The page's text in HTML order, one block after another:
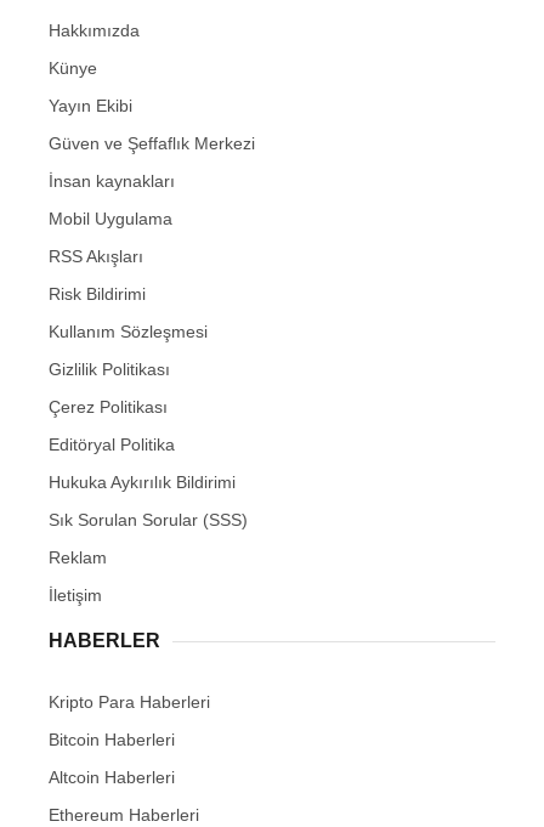
Hakkımızda
Künye
Yayın Ekibi
Güven ve Şeffaflık Merkezi
İnsan kaynakları
Mobil Uygulama
RSS Akışları
Risk Bildirimi
Kullanım Sözleşmesi
Gizlilik Politikası
Çerez Politikası
Editöryal Politika
Hukuka Aykırılık Bildirimi
Sık Sorulan Sorular (SSS)
Reklam
İletişim
HABERLER
Kripto Para Haberleri
Bitcoin Haberleri
Altcoin Haberleri
Ethereum Haberleri